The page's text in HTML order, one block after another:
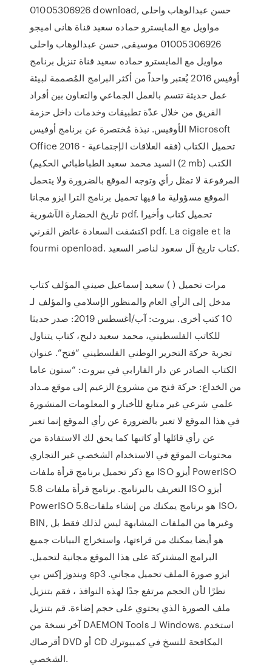
01005306926 download, حسن عبدالوهاب واحلى
مواويل مع المايسترو حماده سعيد قناة هانى اميجو
01005306926 موسيقى, حسن عبدالوهاب واحلى
مواويل مع المايسترو حماده سعيد قناة تنزيل برنامج
أوفيس 2016 يُعتبر واحداً من أكثر البرامج المُصممة لبيئة
عمل حديثة تتسم بالعمل الجماعي والتعاون بين أفراد
الفريق من خلال عدّة تطبيقات وخدمات داخل حزمة
الأوفيس. نبذة مُختصرة عن برنامج أوفيس Microsoft
Office 2016 تحميل الكتاب (فقه العلاقات الإجتماعية -
السيد محمد سعيد الطباطبائي الحكيم) (2 mb) الكتب
المرفوعة لا تمثل رأي وتوجه الموقع بالضرورة ولا يتحمل
الموقع مسؤولية ما فيها تحميل برنامج الترا ايزو مجانا
تاريخ الحضارة الآشورية pdf. تحميل كتاب وأخيرا
اكتشفت السعادة عائض القرني pdf. La cigale et la
fourmi openload. كتاب تاريخ آل سعود لناصر السعيد.
مرات تحميل ( ) سعيد إسماعيل صيني المؤلف كتاب
مدخل إلى الرأي العام والمنظور الإسلامي والمؤلف لـ
10 كتب أخرى. بيروت: آب/أغسطس 2019: صدر حديثا
للكاتب الفلسطيني، محمد سعيد دلبح، كتاب يتناول
تجربة حركة التحرير الوطني الفلسطيني “فتح”. عنوان
الكتاب الصادر عن دار الفارابي في بيروت: “ستون عاما
من الخداع: حركة فتح من مشروع الزعيم إلى موقع مـداد
علمي شرعي غير متابع للأخبار و المعلومات المنشورة
في هذا الموقع لا تعبر بالضرورة عن رأي الموقع إنما تعبر
عن رأي قائلها أو كاتبها كما يحق لك الاستفادة من
محتويات الموقع في الاستخدام الشخصي غير التجاري
مع ذكر تحميل برنامج قرأة ملفات ISO أيزو PowerISO
5.8 التعريف بالبرنامج. برنامج قرأة ملفات ISO أيزو
PowerISO 5.8هو برنامج يمكنك من إنشاء ملفات ISO،
BIN, وغيرها من الملفات المشابهة ليس لذلك فقط بل
هو أيضا يمكنك من قراءتها، واستخراج البيانات جميع
البرامج المشتركة على هذا الموقع مجانية لتحميل.
ويندوز إكس بي sp3 ايزو صورة الملف تحميل مجاني.
نظرًا لأن الحجم مرتفع جدًا لهذه النوافذ ، فقم بتنزيل
ملف الصورة الذي يحتوي على حجم إضاءة. قم بتنزيل
آخر نسخة من DAEMON Tools لـ Windows. استخدم
أقرصاك DVD أو CD المكافحة للنسخ في كمبيوترك
الشخصي.